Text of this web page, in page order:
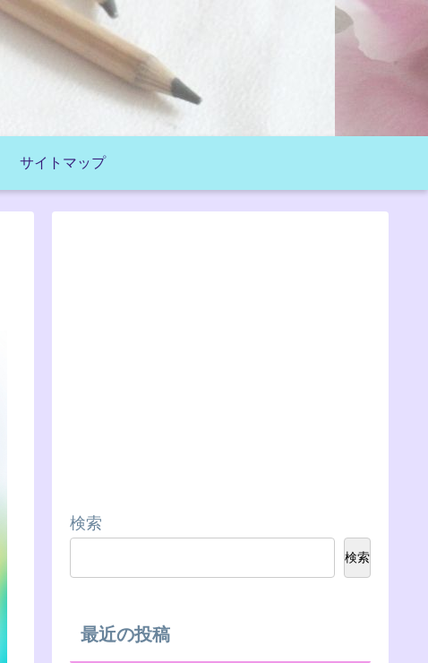
サイトマップ
検索
検索
最近の投稿